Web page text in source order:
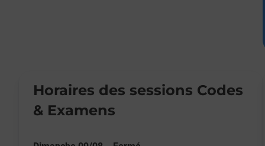
Horaires des sessions Codes
& Examens